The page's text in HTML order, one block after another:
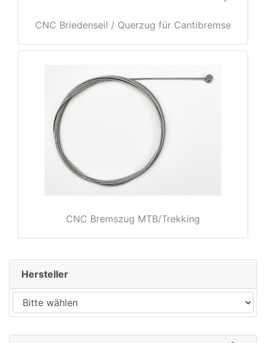
CNC Briedenseil / Querzug für Cantibremse
CNC Bremszug MTB/Trekking
Hersteller